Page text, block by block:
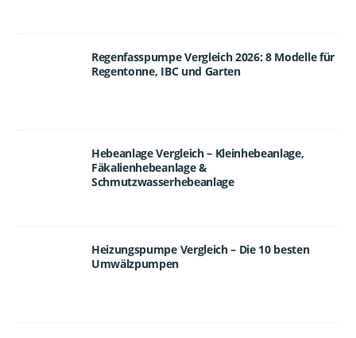
Regenfasspumpe Vergleich 2026: 8 Modelle für
Regentonne, IBC und Garten
Hebeanlage Vergleich – Kleinhebeanlage,
Fäkalienhebeanlage &
Schmutzwasserhebeanlage
Heizungspumpe Vergleich – Die 10 besten
Umwälzpumpen